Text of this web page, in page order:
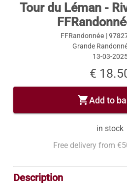
Tour du Léman -
FFRandonnée |
Grande
13-03-
€
shopping_cartAdd to
in stock
Free delivery from
Description